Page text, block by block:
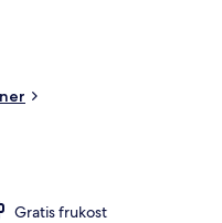
sig på internationell
middag. Detta boende
till 3 poolbarer, en
Gratis frukost